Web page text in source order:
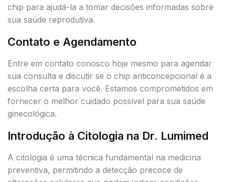
chip para ajudá-la a tomar decisões informadas sobre
sua saúde reprodutiva.
Contato e Agendamento
Entre em contato conosco hoje mesmo para agendar
sua consulta e discutir se o chip anticoncepcional é a
escolha certa para você. Estamos comprometidos em
fornecer o melhor cuidado possível para sua saúde
ginecológica.
Introdução à Citologia na Dr. Lumimed
A citologia é uma técnica fundamental na medicina
preventiva, permitindo a detecção precoce de